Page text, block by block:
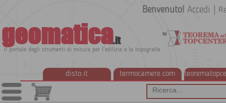
geomatica.it
Il portale degli strumenti di misura per l'edilizia e la topografia
disto.it termocamere.com
Benvenuto! Accedi